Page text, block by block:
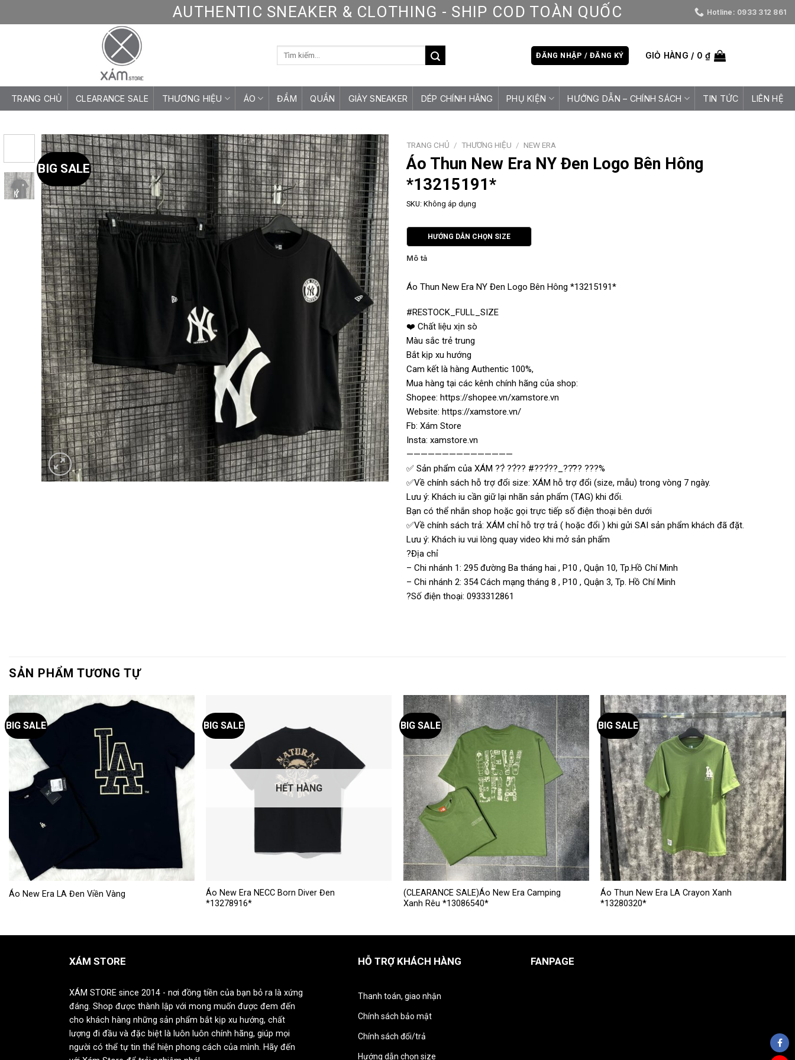
to
AUTHENTIC SNEAKER & CLOTHING - SHIP COD TOÀN QUỐC Hotline: 0933 312 861
Tìm
ĐĂNG NHẬP / ĐĂNG KÝ GIỎ HÀNG / 0₫
TRANG CHỦ CLEARANCE SALE THƯƠNG HIỆU ÁO ĐẦM QUẦN GIÀY SNEAKER DÉP CHÍNH HÃNG PHỤ KIỆN HƯỚNG DẪN – CHÍNH SÁCH TIN TỨC LIÊN HỆ
BIG SALE
TRANG CHỦ / THƯƠNG HIỆU / NEW ERA
Áo Thun New Era NY Đen Logo Bên Hông
*13215191*
SKU: Không áp dụng
HƯỚNG DẪN CHỌN SIZE
Mô tả
Áo Thun New Era NY Đen Logo Bên Hông *13215191*
#RESTOCK_FULL_SIZE
❤️ Chất liệu xịn sò
Màu sắc trẻ trung
Bắt kịp xu hướng
Cam kết là hàng Authentic 100%,
Mua hàng tại các kênh chính hãng của shop:
Shopee: https://shopee.vn/xamstore.vn
Website: https://xamstore.vn/
Fb: Xám Store
Insta: xamstore.vn
———————————————
✅ Sản phẩm của XÁM ??̀ ??̀?? #???́??_??̃?? ???%
✅Về chính sách hỗ trợ đổi size: XÁM hỗ trợ đổi (size, mẫu) trong vòng 7 ngày.
Lưu ý: Khách iu cần giữ lại nhãn sản phẩm (TAG) khi đổi.
Bạn có thể nhắn shop hoặc gọi trực tiếp số điện thoại bên dưới
✅Về chính sách trả: XÁM chỉ hỗ trợ trả ( hoặc đổi ) khi gửi SAI sản phẩm khách đã đặt.
Lưu ý: Khách iu vui lòng quay video khi mở sản phẩm
?Địa chỉ
– Chi nhánh 1: 295 đường Ba tháng hai , P10 , Quận 10, Tp.Hồ Chí Minh
– Chi nhánh 2: 354 Cách mạng tháng 8 , P10 , Quận 3, Tp. Hồ Chí Minh
?Số điện thoại: 0933312861
SẢN PHẨM TƯƠNG TỰ
BIG SALE
Áo New Era LA Đen Viền Vàng
Sản
có
BIG SALE
HẾT HÀNG
Áo New Era NECC Born Diver Đen
*13278916*
Sản
phẩm
có
Các
chọn
thể
BIG SALE
(CLEARANCE SALE)Áo New Era Camping
Xanh Rêu *13086540*
Sản
phẩm
có
biến
tùy
chọn
thể
được
BIG SALE
Áo Thun New Era LA Crayon Xanh
*13280320*
Sản
phẩm
có
XÁM STORE
XÁM STORE since 2014 - nơi đồng tiền của bạn bỏ ra là xứng
đáng. Shop được thành lập với mong muốn được đem đến
cho khách hàng những sản phẩm bắt kịp xu hướng, chất
lượng đi đầu và đặc biệt là luôn luôn chính hãng, giúp mọi
người có thể tự tin thể hiện phong cách của mình. Hãy đến
HỖ TRỢ KHÁCH HÀNG
Thanh toán, giao nhận
Chính sách bảo mật
Chính sách đổi/trả
Hướng dẫn chọn size
FANPAGE